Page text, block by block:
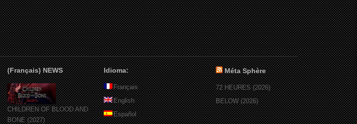
(Français) NEWS
CHILDREN OF BLOOD AND
BONE (2027)
Idioma:
Français
English
Español
Méta Sphère
72 HEURES (2026)
BELOW (2026)